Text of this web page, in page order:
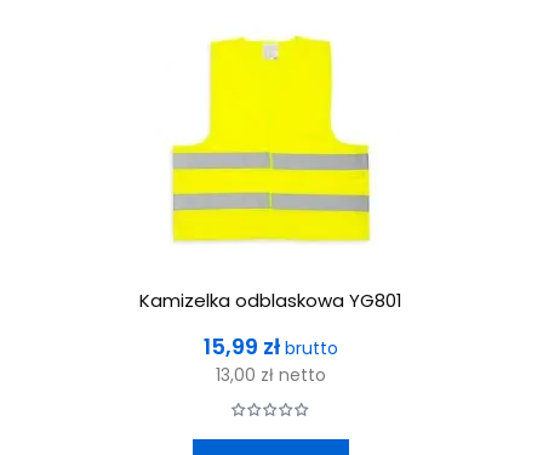
Kamizelka odblaskowa YG801
Cena
15,99 zł brutto
13,00 zł netto